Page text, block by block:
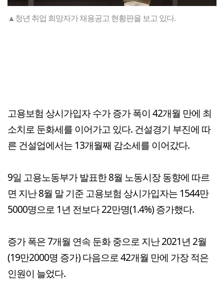
▲청년 취업 희망자가 채용공고 현황판을 보고 있다.
고용보험 상시가입자 수가 증가 폭이 42개월 만에 최
소치로 둔화세를 이어가고 있다. 건설경기 부진에 따
른 건설업에서는 13개월째 감소세를 이어갔다.
9일 고용노동부가 발표한 8월 노동시장 동향에 따르
면 지난 8월 말 기준 고용보험 상시가입자는 1544만
5000명으로 1년 전보다 22만명(1.4%) 증가했다.
증가 폭은 7개월 연속 둔화 중으로 지난 2021년 2월
(19만2000명 증가) 다음으로 42개월 만에 가장 적은
인원이 늘었다.